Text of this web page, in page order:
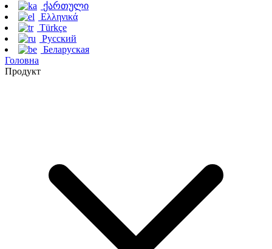
ქართული
Ελληνικά
Türkçe
Русский
Беларуская
Головна
Продукт